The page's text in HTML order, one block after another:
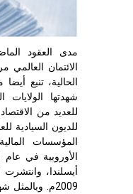
مدى العقود
الائتمان العالمي
الحالية، تنبع
شهدتها الولايات
للعديد من
للديون السيادية
المؤسسات
أيسلندا، وانتشرت
2009م. وبالمثل